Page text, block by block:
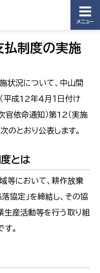
メニュー
払制度の実施
状況について、中山間
平成12年４月１日付け
依命通知）第12（実施
のとおり公表します。
とは
等において、耕作放棄
協定」を締結し、その協
産活動等を行う取り組
。